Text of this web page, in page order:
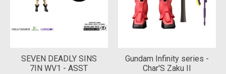
SEVEN DEADLY SINS
7IN WV1 - ASST
Gundam Infinity series -
Char'S Zaku II